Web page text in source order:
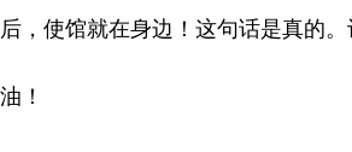
，使馆就在身边！这句话是真的
！